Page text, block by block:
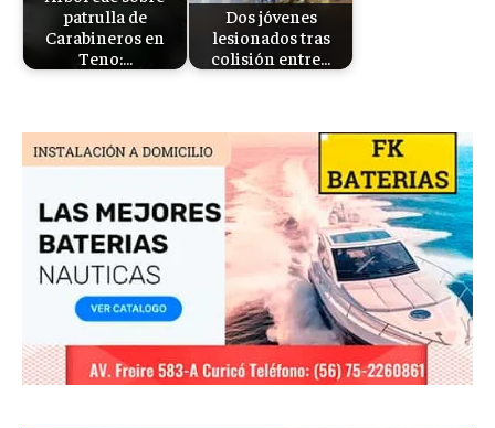
patrulla de
Carabineros en
Teno:…
Dos jóvenes
lesionados tras
colisión entre…